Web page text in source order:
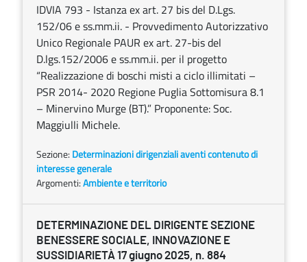
IDVIA 793 - Istanza ex art. 27 bis del D.Lgs.
152/06 e ss.mm.ii. - Provvedimento Autorizzativo
Unico Regionale PAUR ex art. 27-bis del
D.lgs.152/2006 e ss.mm.ii. per il progetto
“Realizzazione di boschi misti a ciclo illimitati –
PSR 2014- 2020 Regione Puglia Sottomisura 8.1
– Minervino Murge (BT).” Proponente: Soc.
Maggiulli Michele.
Sezione: Determinazioni dirigenziali aventi contenuto di
interesse generale
Argomenti:Ambiente e territorio
DETERMINAZIONE DEL DIRIGENTE SEZIONE
BENESSERE SOCIALE, INNOVAZIONE E
SUSSIDIARIETÀ 17 giugno 2025, n. 884